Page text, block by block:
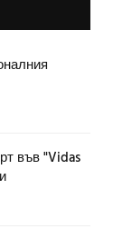
във "Vidas